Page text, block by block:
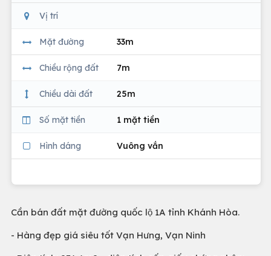
Vị trí
Mặt đường 33m
Chiều rộng đất 7m
Chiều dài đất 25m
Số mặt tiền 1 mặt tiền
Hình dáng Vuông vắn
Cần bán đất mặt đường quốc lộ 1A tỉnh Khánh Hòa.
- Hàng đẹp giá siêu tốt Vạn Hưng, Vạn Ninh